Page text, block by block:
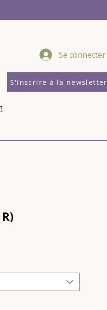
Se connecter
S'inscrire à la newsletter